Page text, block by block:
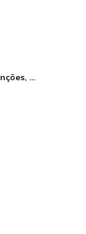
Centro, Cidade Monções, Higienópolis, Jardim Anália Franco, Jardim Paulista, Paraíso, Perdizes, Pinheiros, República, Santana, Santo André, Vila Andrade, Vila Brandina, Vila Madalena, Vila Mariana, Vila Nova Conceição, Vila Romana